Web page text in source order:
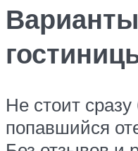
Не стоит
попавшийся